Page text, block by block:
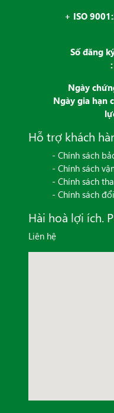
+ ISO
Số đăng
:
Ngày
Ngày gia hạn
Hỗ trợ khách
- Chính sách
- Chính sách
- Chính sách
- Chính sách
Hài hoà lợi ích.
Liên hệ